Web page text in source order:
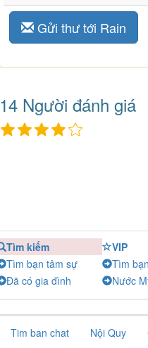
Gửi thư tới Rain
14 Người đánh giá
Tìm kiếm VIP
Tìm bạn tâm sự
Tìm
Đã có gia đình
Nước
Tim ban chat Nội Quy